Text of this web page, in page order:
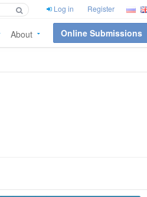
Log in Register
About Online Submissions